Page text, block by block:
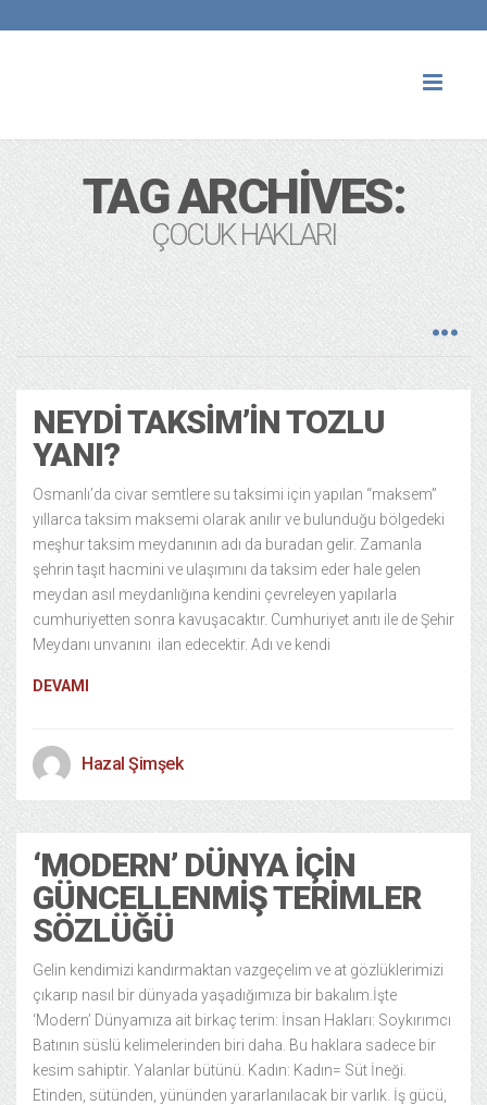
TAG ARCHIVES:
ÇOCUK HAKLARI
NEYDI TAKSIM’IN TOZLU
YANI?
Osmanlı’da civar semtlere su taksimi için yapılan “maksem”
yıllarca taksim maksemi olarak anılır ve bulunduğu bölgedeki
meşhur taksim meydanının adı da buradan gelir. Zamanla
şehrin taşıt hacmini ve ulaşımını da taksim eder hale gelen
meydan asıl meydanlığına kendini çevreleyen yapılarla
cumhuriyetten sonra kavuşacaktır. Cumhuriyet anıtı ile de Şehir
Meydanı unvanını ilan edecektir. Adı ve kendi
DEVAMI
Hazal Şimşek
‘MODERN’ DÜNYA IÇIN
GÜNCELLENMIŞ TERIMLER
SÖZLÜĞÜ
Gelin kendimizi kandırmaktan vazgeçelim ve at gözlüklerimizi
çıkarıp nasıl bir dünyada yaşadığımıza bir bakalım.İşte
‘Modern’ Dünyamıza ait birkaç terim: İnsan Hakları: Soykırımcı
Batının süslü kelimelerinden biri daha. Bu haklara sadece bir
kesim sahiptir. Yalanlar bütünü. Kadın: Kadın= Süt İneği.
Etinden, sütünden, yününden yararlanılacak bir varlık. İş gücü,